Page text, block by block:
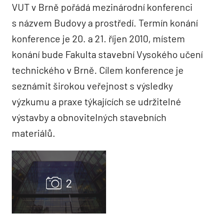
VUT v Brně pořádá mezinárodní konferenci
s názvem Budovy a prostředí. Termín konání
konference je 20. a 21. říjen 2010, místem
konání bude Fakulta stavební Vysokého učení
technického v Brně. Cílem konference je
seznámit širokou veřejnost s výsledky
výzkumu a praxe týkajících se udržitelné
výstavby a obnovitelných stavebních
materiálů.